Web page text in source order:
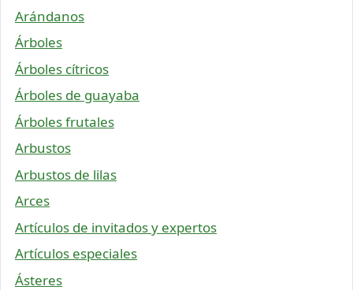
Arándanos
Árboles
Árboles cítricos
Árboles de guayaba
Árboles frutales
Arbustos
Arbustos de lilas
Arces
Artículos de invitados y expertos
Artículos especiales
Ásteres